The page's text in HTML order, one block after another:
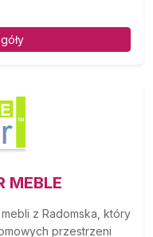
MEBLE
z Radomska, który
przestrzeni